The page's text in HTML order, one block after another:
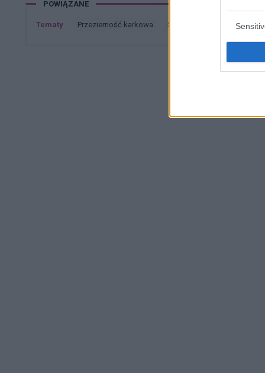
POWIĄZANE
Tematy przezierność karkowa embolizacja